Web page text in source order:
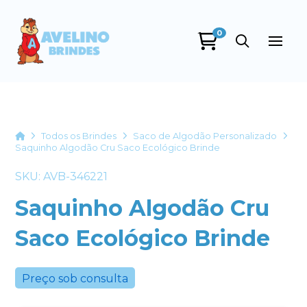
0
HomeTodos os Brindes
Saco de Algodão Personalizado
Saquinho Algodão Cru Saco Ecológico Brinde
SKU: AVB-346221
Saquinho Algodão Cru
Saco Ecológico Brinde
Preço sob consulta